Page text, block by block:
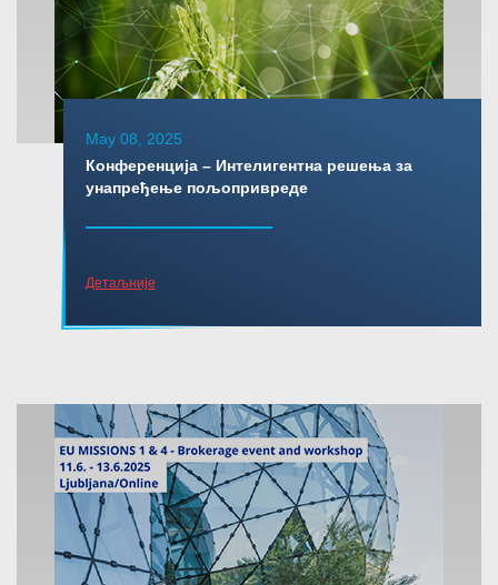
May 08, 2025
Конференција – Интелигентна решења за
унапређење пољопривреде
Детаљније